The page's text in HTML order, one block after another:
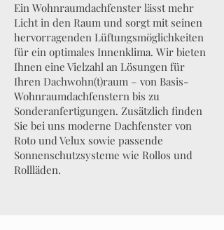
Ein Wohnraumdachfenster lässt mehr
Licht in den Raum und sorgt mit seinen
hervorragenden Lüftungsmöglichkeiten
für ein optimales Innenklima. Wir bieten
Ihnen eine Vielzahl an Lösungen für
Ihren Dachwohn(t)raum – von Basis-
Wohnraumdachfenstern bis zu
Sonderanfertigungen. Zusätzlich finden
Sie bei uns moderne Dachfenster von
Roto und Velux sowie passende
Sonnenschutzsysteme wie Rollos und
Rollläden.